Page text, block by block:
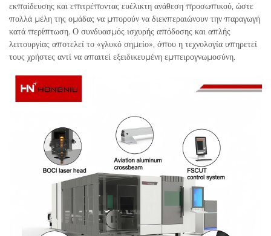
εκπαίδευσης και επιτρέποντας ευέλικτη ανάθεση προσωπικού, ώστε
πολλά μέλη της ομάδας να μπορούν να διεκπεραιώνουν την παραγωγή
κατά περίπτωση. Ο συνδυασμός ισχυρής απόδοσης και απλής
λειτουργίας αποτελεί το «γλυκό σημείο», όπου η τεχνολογία υπηρετεί
τους χρήστες αντί να απαιτεί εξειδικευμένη εμπειρογνωμοσύνη.